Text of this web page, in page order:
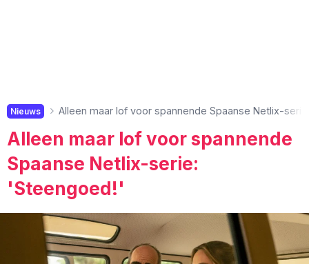
Nieuws Alleen maar lof voor spannende Spaanse Netlix-
Alleen maar lof voor spannende
Spaanse Netlix-serie:
'Steengoed!'